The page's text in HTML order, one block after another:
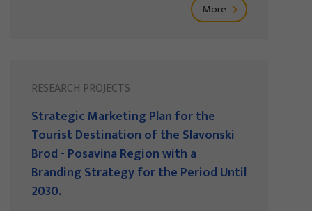
More
RESEARCH PROJECTS
Strategic Marketing Plan for the
Tourist Destination of the Slavonski
Brod - Posavina Region with a
Branding Strategy for the Period Until
2030.